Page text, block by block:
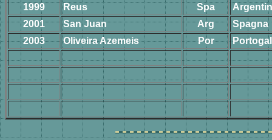
1999
Reus Spa
2001
San Juan Arg
Spagna
2003
Oliveira Azemeis Por